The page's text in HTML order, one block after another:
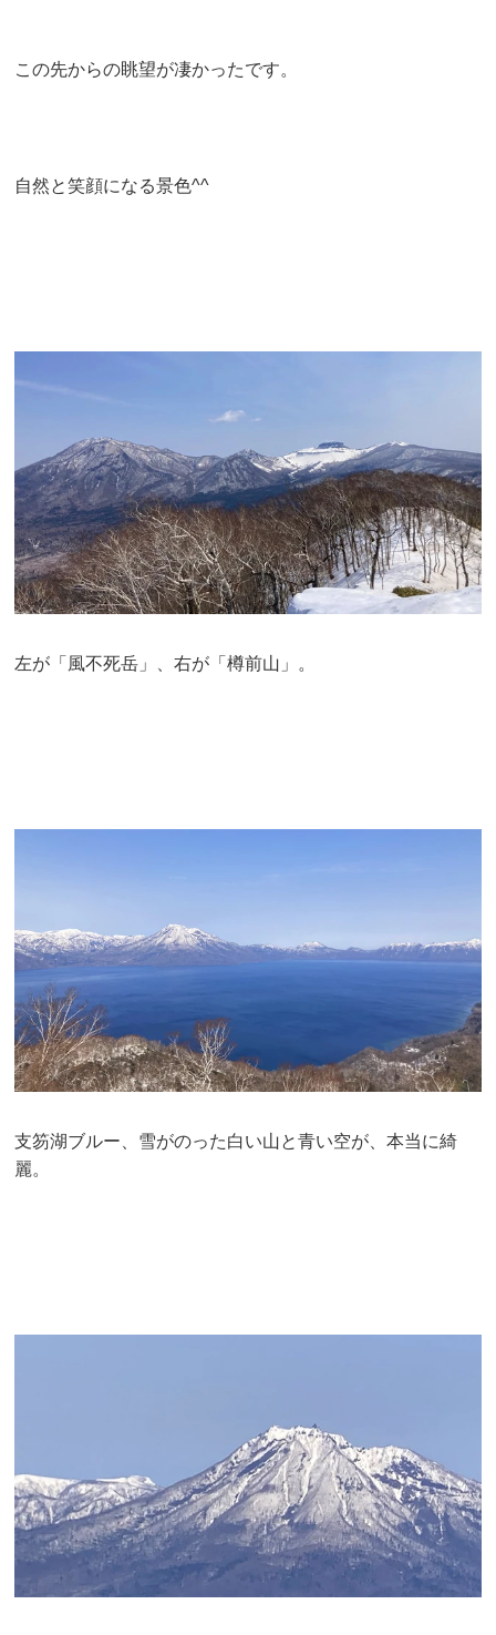
この先からの眺望が凄かったです。
自然と笑顔になる景色^^
左が「風不死岳」、右が「樽前山」。
支笏湖ブルー、雪がのった白い山と青い空が、本当に綺
麗。